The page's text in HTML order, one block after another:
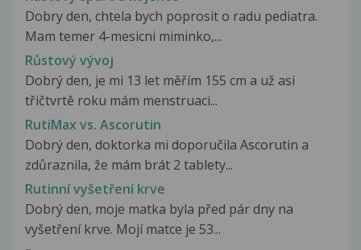
Dobry den, chtela bych poprosit o radu pediatra.
Mam temer 4-mesicni miminko,...
Růstový vývoj
Dobrý den, je mi 13 let měřím 155 cm a už asi
třičtvrtě roku mám menstruaci...
RutiMax vs. Ascorutin
Dobrý den, doktorka mi doporučila Ascorutin a
zdůraznila, že mám brát 2 tablety...
Rutinní vyšetření krve
Dobrý den, moje matka byla před pár dny na
vyšetření krve. Mojí matce je 53...